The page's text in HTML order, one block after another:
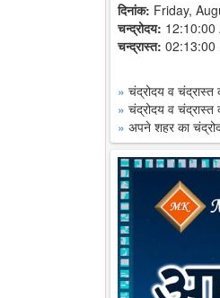
दिनांक: Friday,
चन्द्रोदय: 12:10:00
चन्द्रास्त: 02:13:00
» चंद्रोदय व
» चंद्रोदय व
» अपने शहर का